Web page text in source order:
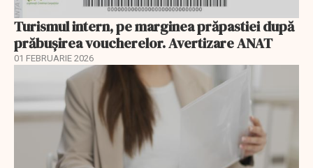
Turismul intern, pe marginea prăpastiei după
prăbușirea voucherelor. Avertizare ANAT
01 FEBRUARIE 2026